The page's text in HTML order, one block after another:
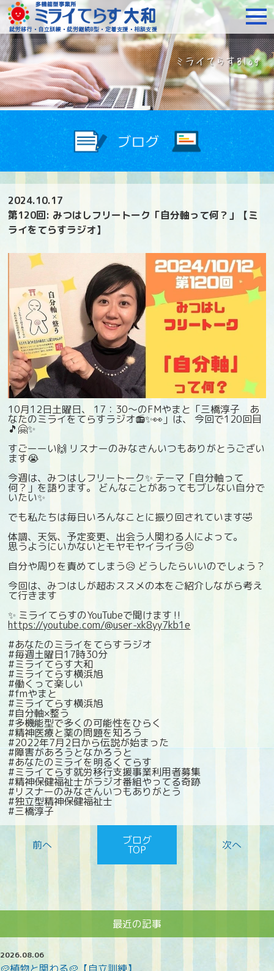
障がいをお持ちの方へ
2024.10.17
第120回: みつはしフリートーク「自分軸って何？」【ミ
ライをてらすラジオ】
10月12日土曜日、 17：30〜のFMやまと「三橋淳子 あ
なたのミライをてらすラジオ📻✨👀」は、 今回で120回目
🎵🤗✨
すごーーい🙌 リスナーのみなさんいつもありがとうござい
ます😭
今週は、みつはしフリートーク✨ テーマ「自分軸って
何？」を語ります。 どんなことがあってもブレない自分で
いたい✨
でも私たちは毎日いろんなことに振り回されています🤣
体調、天気、予定変更、出会う人関わる人によって。
思うようにいかないとモヤモヤイライラ😣
自分や周りを責めてしまう😥 どうしたらいいのでしょう？
今回は、みつはしが超おススメの本をご紹介しながら考え
て行きます
✨ ミライてらすのYouTubeで聞けます‼️
https://youtube.com/@user-xk8yy7kb1e
#あなたのミライをてらすラジオ
#毎週土曜日17時30分
#ミライてらす大和
#ミライてらす横浜旭
#働くって楽しい
#fmやまと
#ミライてらす横浜旭
#自分軸×整う
#多機能型で多くの可能性をひらく
#精神医療と薬の問題を知ろう
#2022年7月2日から伝説が始まった
#障害があろうとなかろうと
#あなたのミライを明るくてらす
#ミライてらす就労移行支援事業利用者募集
#精神保健福祉士がラジオ番組やってる奇跡
#リスナーのみなさんいつもありがとう
#独立型精神保健福祉士
#三橋淳子
ブログ
TOP
最近の記事
2026.08.06